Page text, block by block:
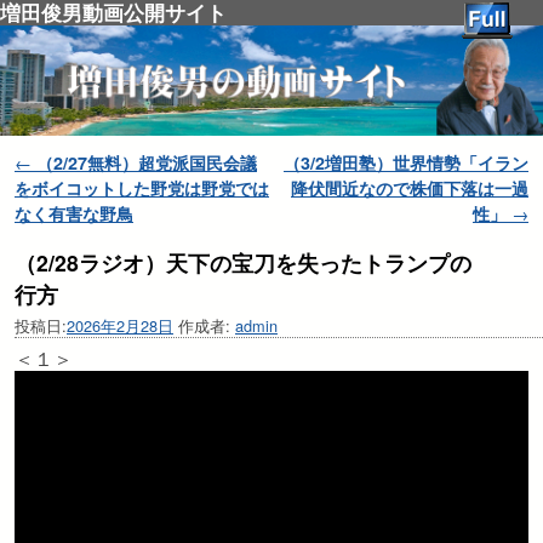
増田俊男動画公開サイト
投稿ナビゲーション
← （2/27無料）超党派国民会議
をボイコットした野党は野党では
なく有害な野鳥
（3/2増田塾）世界情勢「イラン
降伏間近なので株価下落は一過
性」 →
（2/28ラジオ）天下の宝刀を失ったトランプの
行方
投稿日:2026年2月28日 作成者: admin
＜１＞